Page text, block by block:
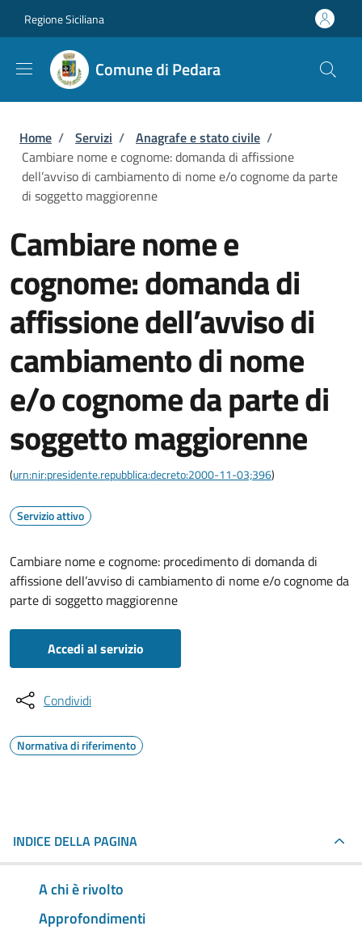
Regione Siciliana
Comune di Pedara
Briciole di pane
Home / Servizi / Anagrafe e stato civile /
Cambiare nome e cognome: domanda di affissione
dell’avviso di cambiamento di nome e/o cognome da parte
di soggetto maggiorenne
Cambiare nome e
cognome: domanda di
affissione dell’avviso di
cambiamento di nome
e/o cognome da parte di
soggetto maggiorenne
(urn:nir:presidente.repubblica:decreto:2000-11-03;396)
Servizio attivo
Cambiare nome e cognome: procedimento di domanda di
affissione dell’avviso di cambiamento di nome e/o cognome da
parte di soggetto maggiorenne
Accedi al servizio
Condividi
Normativa di riferimento
INDICE DELLA PAGINA
A chi è rivolto
Approfondimenti